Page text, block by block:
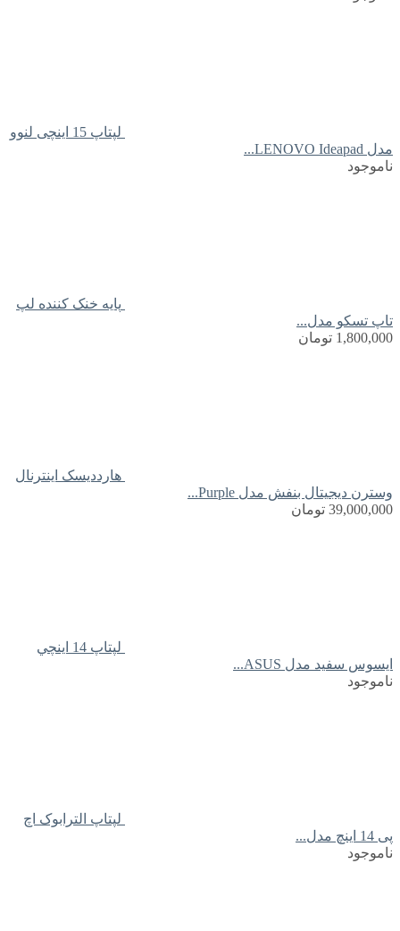
لپتاپ 15 اینچی لنوو
مدل LENOVO Ideapad...
ناموجود
پایه خنک کننده لپ
تاپ تسکو مدل...
1,800,000 تومان
هارددیسک اینترنال
وسترن دیجیتال بنفش مدل Purple...
39,000,000 تومان
لپتاپ 14 اينچي
ايسوس سفید مدل ASUS...
ناموجود
لپتاپ الترابوک اچ
پی 14 اینچ مدل...
ناموجود